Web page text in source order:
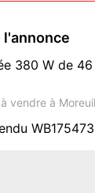
380 W de
vendre à